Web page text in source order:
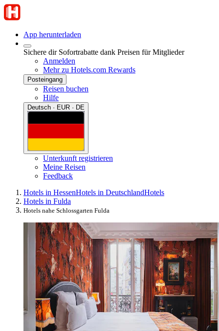
App herunterladen
Sichere dir Sofortrabatte dank Preisen für Mitglieder
Anmelden
Mehr zu Hotels.com Rewards
Posteingang
Reisen buchen
Hilfe
Deutsch · EUR · DE
Unterkunft registrieren
Meine Reisen
Feedback
Hotels in HessenHotels in DeutschlandHotels
Hotels in Fulda
Hotels nahe Schlossgarten Fulda